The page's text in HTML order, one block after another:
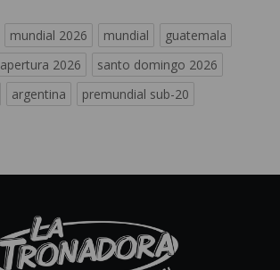
mundial 2026 mundial
guatemala
apertura 2026
santo domingo 2026
argentina premundial sub-20